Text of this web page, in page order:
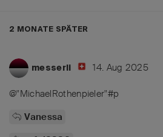
2 MONATE SPÄTER
messerli 14. Aug 2025
@"MichaelRothenpieler"#p
Vanessa